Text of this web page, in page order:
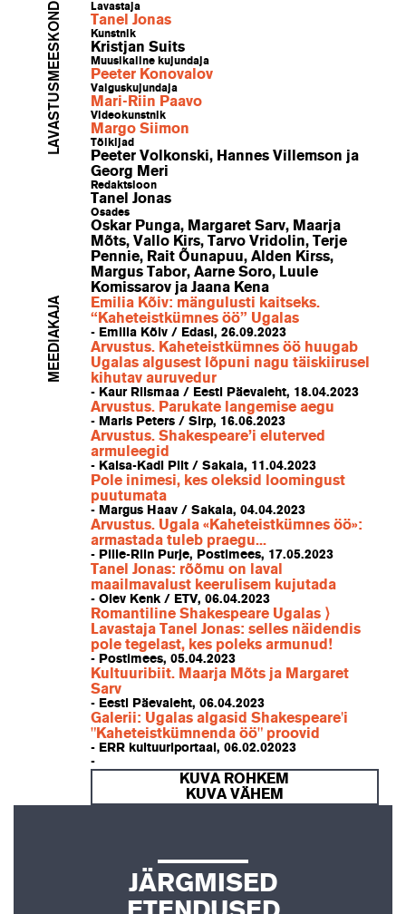
LAVASTUSMEESKOND Lavastaja
Tanel Jonas
Kunstnik
Kristjan Suits
Muusikaline kujundaja
Peeter Konovalov
Valguskujundaja
Mari-Riin Paavo
Videokunstnik
Margo Siimon
Tõlkijad
Peeter Volkonski, Hannes Villemson ja
Georg Meri
Redaktsioon
Tanel Jonas
Osades
Oskar Punga, Margaret Sarv, Maarja
Mõts, Vallo Kirs, Tarvo Vridolin, Terje
Pennie, Rait Õunapuu, Alden Kirss,
Margus Tabor, Aarne Soro, Luule
Komissarov ja Jaana Kena
MEEDIAKAJA
Emilia Kõiv: mängulusti kaitseks.
“Kaheteistkümnes öö” Ugalas
- Emilia Kõiv / Edasi, 26.09.2023
Arvustus. Kaheteistkümnes öö huugab
Ugalas algusest lõpuni nagu täiskiirusel
kihutav auruvedur
- Kaur Riismaa / Eesti Päevaleht, 18.04.2023
Arvustus. Parukate langemise aegu
- Maris Peters / Sirp, 16.06.2023
Arvustus. Shakespeare’i eluterved
armuleegid
- Kaisa-Kadi Pilt / Sakala, 11.04.2023
Pole inimesi, kes oleksid loomingust
puutumata
- Margus Haav / Sakala, 04.04.2023
Arvustus. Ugala «Kaheteistkümnes öö»:
armastada tuleb praegu...
- Pille-Riin Purje, Postimees, 17.05.2023
Tanel Jonas: rõõmu on laval
maailmavalust keerulisem kujutada
- Olev Kenk / ETV, 06.04.2023
Romantiline Shakespeare Ugalas ⟩
Lavastaja Tanel Jonas: selles näidendis
pole tegelast, kes poleks armunud!
- Postimees, 05.04.2023
Kultuuribiit. Maarja Mõts ja Margaret
Sarv
- Eesti Päevaleht, 06.04.2023
Galerii: Ugalas algasid Shakespeare'i
"Kaheteistkümnenda öö" proovid
- ERR kultuuriportaal, 06.02.02023
-
KUVA ROHKEM
KUVA VÄHEM
JÄRGMISED